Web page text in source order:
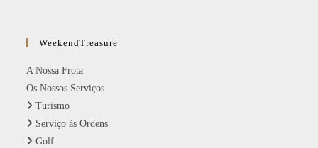
WeekendTreasure
A Nossa Frota
Os Nossos Serviços
Turismo
Serviço às Ordens
Golf